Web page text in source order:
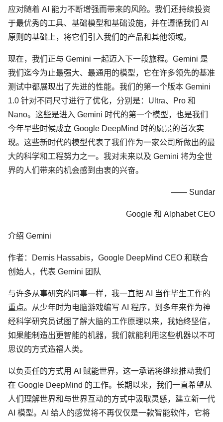
应对随着 AI 能力不断增强而带来的风险。我们还持续投资
于最优秀的工具、基础模型和基础设施，并在遵循我们 AI
原则的基础上，将它们引入我们的产品和其他领域。
现在，我们正与 Gemini 一起迈入下一段旅程。Gemini 是
我们迄今为止最强大、最通用的模型，它在许多领先的基准
测试中都展现出了先进的性能。我们的第一个版本 Gemini
1.0 针对不同尺寸进行了优化，分别是：Ultra、Pro 和
Nano。这些是进入 Gemini 时代的第一个模型，也是我们
今年早些时候成立 Google DeepMind 时的愿景的首次实
现。这些新时代的模型代表了我们作为一家公司所做出的最
大的科学和工程努力之一。我对未来以及 Gemini 将为全世
界的人们带来的机会感到由衷的兴奋。
—— Sundar
Google 和 Alphabet CEO
介绍 Gemini
作者：Demis Hassabis，Google DeepMind CEO 和联合
创始人，代表 Gemini 团队
与许多从事研究的同事一样，我一直把 AI 当作毕生工作的
重点。从少年时为电脑游戏编写 AI 程序，到多年来作为神
经科学研究员试图了解大脑的工作原理以来，我始终坚信，
如果能制造出更智能的机器，我们就能利用这些机器以不可
思议的方式造福人类。
以负责任的方式用 AI 赋能世界，这一承诺将继续推动我们
在 Google DeepMind 的工作。长期以来，我们一直希望从
人们理解世界和与世界互动的方式中汲取灵感，建立新一代
AI 模型。AI 给人的感觉将不再仅仅是一款智能软件，它将